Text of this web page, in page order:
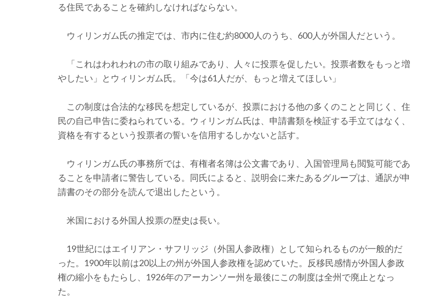
る住民であることを確約しなければならない。
ウィリンガム氏の推定では、市内に住む約8000人のうち、600人が外国人だという。
「これはわれわれの市の取り組みであり、人々に投票を促したい。投票者数をもっと増
やしたい」とウィリンガム氏。「今は61人だが、もっと増えてほしい」
この制度は合法的な移民を想定しているが、投票における他の多くのことと同じく、住
民の自己申告に委ねられている。ウィリンガム氏は、申請書類を検証する手立てはなく、
資格を有するという投票者の誓いを信用するしかないと話す。
ウィリンガム氏の事務所では、有権者名簿は公文書であり、入国管理局も閲覧可能であ
ることを申請者に警告している。同氏によると、説明会に来たあるグループは、通訳が申
請書のその部分を読んで退出したという。
米国における外国人投票の歴史は長い。
19世紀にはエイリアン・サフリッジ（外国人参政権）として知られるものが一般的だ
った。1900年以前は20以上の州が外国人参政権を認めていた。反移民感情が外国人参政
権の縮小をもたらし、1926年のアーカンソー州を最後にこの制度は全州で廃止となっ
た。